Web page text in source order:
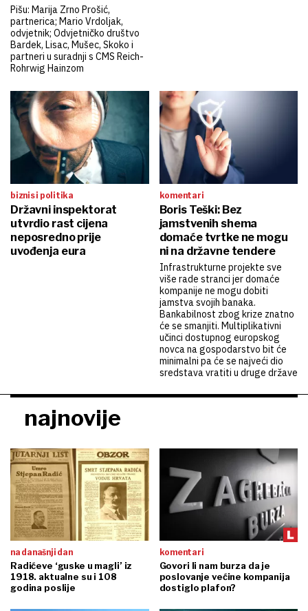
Pišu: Marija Zrno Prošić,
partnerica; Mario Vrdoljak,
odvjetnik; Odvjetničko društvo
Bardek, Lisac, Mušec, Skoko i
partneri u suradnji s CMS Reich-
Rohrwig Hainzom
biznis i politika
Državni inspektorat
utvrdio rast cijena
neposredno prije
uvođenja eura
komentari
Boris Teški: Bez
jamstvenih shema
domaće tvrtke ne mogu
ni na državne tendere
Infrastrukturne projekte sve
više rade stranci jer domaće
kompanije ne mogu dobiti
jamstva svojih banaka.
Bankabilnost zbog krize znatno
će se smanjiti. Multiplikativni
učinci dostupnog europskog
novca na gospodarstvo bit će
minimalni pa će se najveći dio
sredstava vratiti u druge države
najnovije
na današnji dan
Radićeve ‘guske u magli’ iz
1918. aktualne su i 108
godina poslije
komentari
Govori li nam burza da je
poslovanje većine kompanija
dostiglo plafon?